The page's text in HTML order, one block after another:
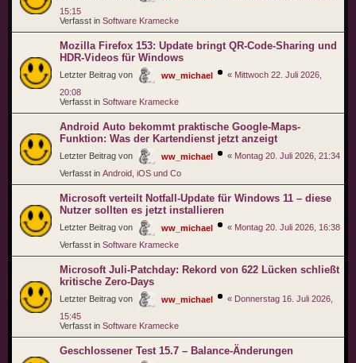
15:15
Verfasst in Software Kramecke
Mozilla Firefox 153: Update bringt QR-Code-Sharing und
HDR-Videos für Windows
Letzter Beitrag von ww_michael « Mittwoch 22. Juli 2026,
20:08
Verfasst in Software Kramecke
Android Auto bekommt praktische Google-Maps-
Funktion: Was der Kartendienst jetzt anzeigt
Letzter Beitrag von ww_michael « Montag 20. Juli 2026, 21:34
Verfasst in Android, iOS und Co
Microsoft verteilt Notfall-Update für Windows 11 – diese
Nutzer sollten es jetzt installieren
Letzter Beitrag von ww_michael « Montag 20. Juli 2026, 16:38
Verfasst in Software Kramecke
Microsoft Juli-Patchday: Rekord von 622 Lücken schließt
kritische Zero-Days
Letzter Beitrag von ww_michael « Donnerstag 16. Juli 2026,
15:45
Verfasst in Software Kramecke
Geschlossener Test 15.7 – Balance-Änderungen